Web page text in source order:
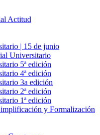
Actitud
| 15 de junio
Universitario
5ª edición
4ª edición
3a edición
2ª edición
1ª edición
y Formalización